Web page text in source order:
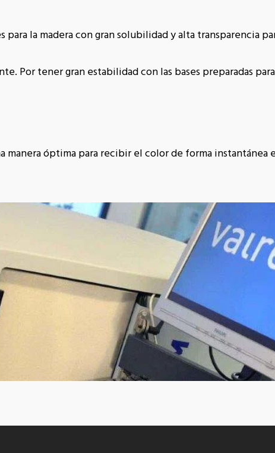
la madera con gran solubilidad y alta transparencia
Por tener gran estabilidad con las bases preparadas
manera óptima para recibir el color de forma